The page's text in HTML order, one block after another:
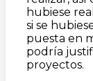
hubiese
si se
puesta en
podría
proyectos.